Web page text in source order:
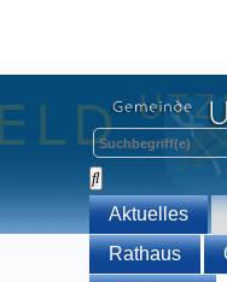
Aktuelles
Rathaus